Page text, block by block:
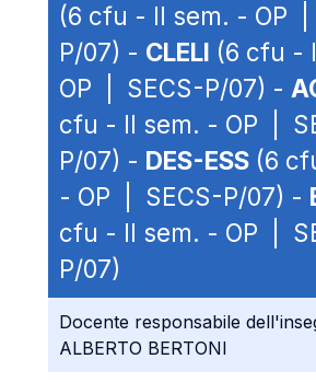
(6 cfu - II sem. - OP |
P/07) - CLELI (6 cfu -
OP | SECS-P/07) -
cfu - II sem. - OP |
P/07) - DES-ESS (6
- OP | SECS-P/07) -
cfu - II sem. - OP |
P/07)
Docente responsabile
ALBERTO BERTONI